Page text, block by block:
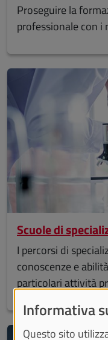
Proseguire la
professionale con i
Scuole di
I percorsi di
conoscenze e
particolari attività
Informativa
Questo sito